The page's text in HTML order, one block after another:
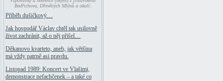
Bedřichova, Dřevěných Mlýnů a okolí:
Příběh dušičkový…
Jak hospodář Václav chtěl tak usilovně
život zachránit, až o něj přišel…
Děkanovo kvarteto, aneb, jak většina
má vždy patrně asi pravdu.
Listopad 1989: Koncert ve Vlašimi,
demonstrace nefachčenek – a také co